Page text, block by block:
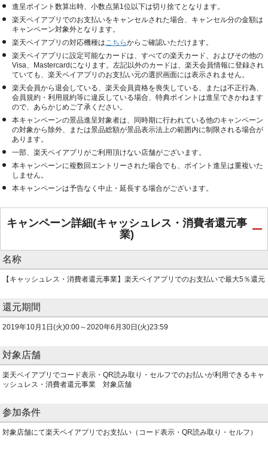
進呈ポイント数算出時、小数点第1位以下は切り捨てとなります。
楽天ペイアプリでのお支払いをキャンセルされた場合、キャンセル分の金額は
キャンペーン対象外となります。
楽天ペイアプリの対応機種はこちらからご確認いただけます。
楽天ペイアプリに設定可能なカードは、すべての楽天カード、およびその他の
Visa、Mastercardになります。左記以外のカードは、楽天会員情報に登録され
ていても、楽天ペイアプリのお支払い元の選択画面には表示されません。
楽天会員から退会している、楽天会員資格を喪失している、または不正行為、
会員規約・利用規約等に違反している場合、特典ポイントは進呈できかねます
ので、あらかじめご了承ください。
本キャンペーンの景品進呈対象者は、同時期に行われている他のキャンペーン
の対象から除外、または景品総額が景品表示法上の範囲内に制限される場合が
あります。
一部、楽天ペイアプリがご利用頂けない店舗がございます。
本キャンペーンに複数回エントリーされた場合でも、ポイント進呈は重複いた
しません。
本キャンペーンは予告なく中止・延長する場合がございます。
キャンペーン詳細(キャッシュレス・消費者還元事
業)
名称
【キャッシュレス・消費者還元事業】楽天ペイアプリでのお支払いで最大5％還元
還元期間
2019年10月1日(火)0:00～2020年6月30日(火)23:59
対象店舗
楽天ペイアプリでコード表示・QR読み取り・セルフでのお払いが利用できるキャ
ッシュレス・消費者還元事業 対象店舗
参加条件
対象店舗にて楽天ペイアプリでお支払い（コード表示・QR読み取り・セルフ）